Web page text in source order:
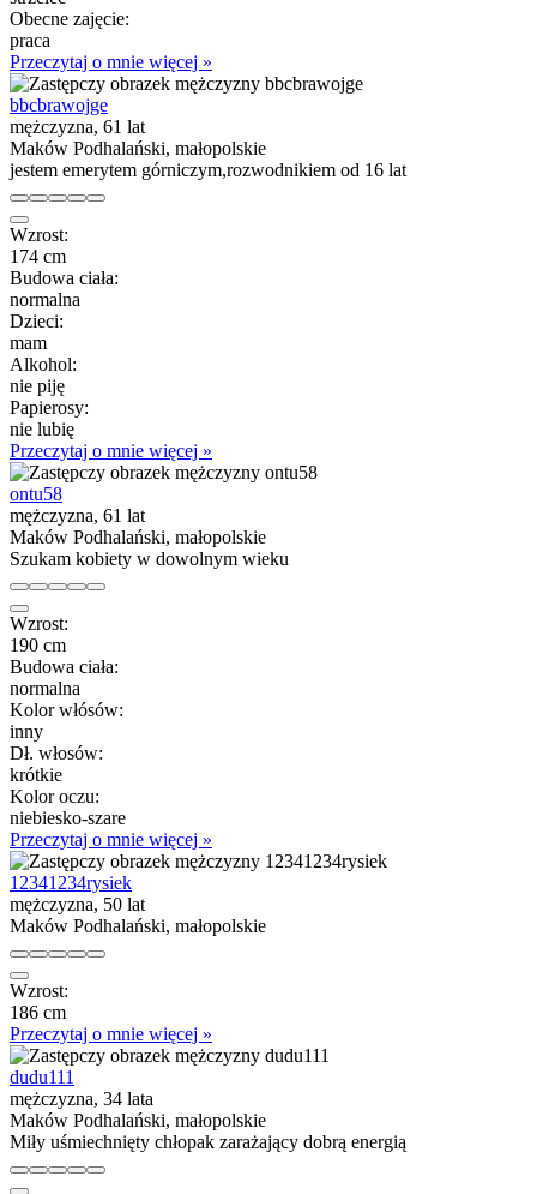
Obecne zajęcie:
praca
Przeczytaj o mnie więcej »
bbcbrawojge
mężczyzna, 61 lat
Maków Podhalański, małopolskie
jestem emerytem górniczym,rozwodnikiem od 16 lat
Wzrost:
174 cm
Budowa ciała:
normalna
Dzieci:
mam
Alkohol:
nie piję
Papierosy:
nie lubię
Przeczytaj o mnie więcej »
ontu58
mężczyzna, 61 lat
Maków Podhalański, małopolskie
Szukam kobiety w dowolnym wieku
Wzrost:
190 cm
Budowa ciała:
normalna
Kolor włósów:
inny
Dł. włosów:
krótkie
Kolor oczu:
niebiesko-szare
Przeczytaj o mnie więcej »
12341234rysiek
mężczyzna, 50 lat
Maków Podhalański, małopolskie
Wzrost:
186 cm
Przeczytaj o mnie więcej »
dudu111
mężczyzna, 34 lata
Maków Podhalański, małopolskie
Miły uśmiechnięty chłopak zarażający dobrą energią